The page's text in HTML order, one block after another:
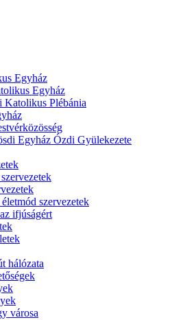
Egyház
Egyház
Katolikus Plébánia
Egyház Ózdi Gyülekezete
szervezetek
ifjúságért
hálózata
városa